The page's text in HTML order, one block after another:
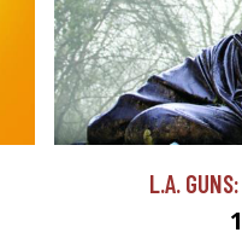
L.A.